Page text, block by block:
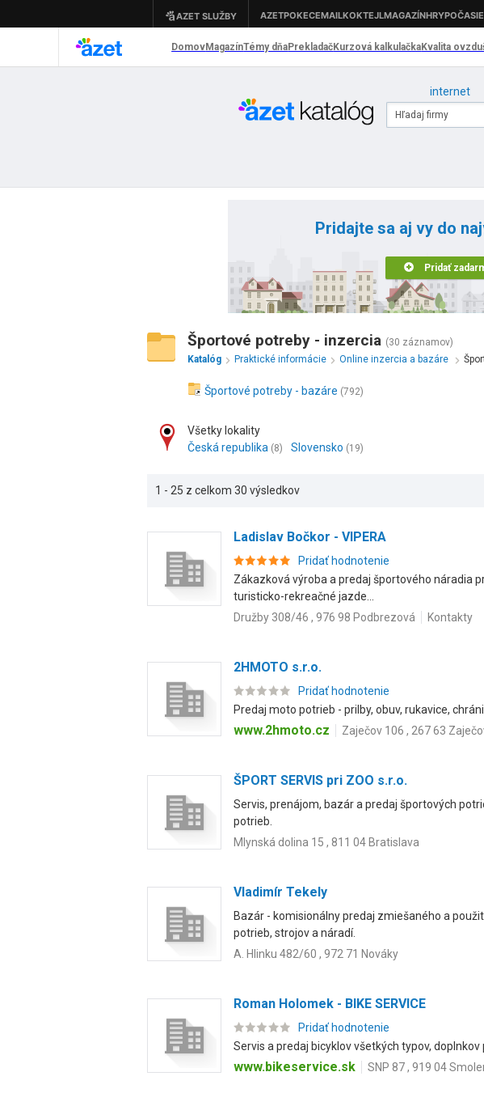
internet
Pridajte sa aj vy do
Pridať
Športové potreby - inzercia (30 záznamov)
Katalóg
Praktické informácie Online inzercia a bazáre
Športové potreby - bazáre (792)
Všetky lokality
Česká republika (8) Slovensko (19)
1 - 25 z celkom 30 výsledkov
Ladislav Bočkor - VIPERA
Pridať hodnotenie
Zákazková výroba a predaj športového náradia
turisticko-rekreačné jazde...
Družby 308/46 , 976 98 Podbrezová
Kontakty
2HMOTO s.r.o.
Pridať hodnotenie
Predaj moto potrieb - prilby, obuv, rukavice,
www.2hmoto.cz Zaječov 106 , 267 63
ŠPORT SERVIS pri ZOO s.r.o.
Servis, prenájom, bazár a predaj športových
potrieb.
Mlynská dolina 15 , 811 04 Bratislava
Vladimír Tekely
Bazár - komisionálny predaj zmiešaného a
potrieb, strojov a náradí.
A. Hlinku 482/60 , 972 71 Nováky
Roman Holomek - BIKE SERVICE
Pridať hodnotenie
Servis a predaj bicyklov všetkých typov,
www.bikeservice.sk SNP 87 , 919 04